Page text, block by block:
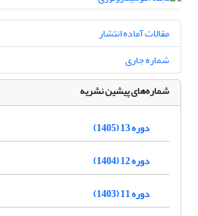
مقالات آماده انتشار
شماره جاری
شماره‌های پیشین نشریه
دوره 13 (1405)
دوره 12 (1404)
دوره 11 (1403)